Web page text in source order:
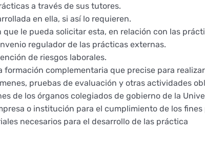
a través de sus tutores.
en ella, si así lo requieren.
le pueda solicitar esta, en relación con las
regulador de las prácticas externas.
de riesgos laborales.
complementaria que precise para
pruebas de evaluación y otras actividades
de los órganos colegiados de gobierno de la
o institución para el cumplimiento de los
necesarios para el desarrollo de las práctica